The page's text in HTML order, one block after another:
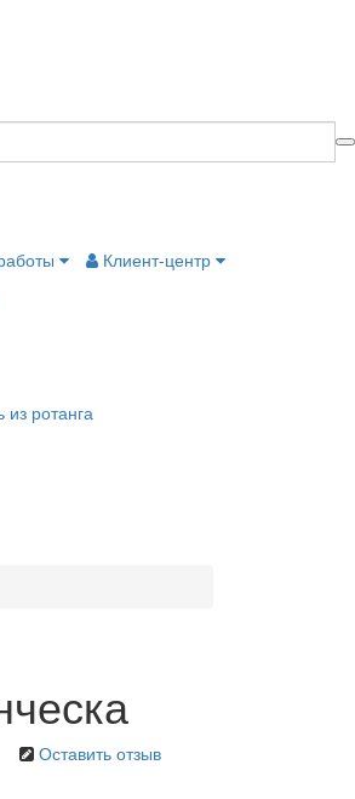
Клиент-центр
ротанга
Оставить отзыв